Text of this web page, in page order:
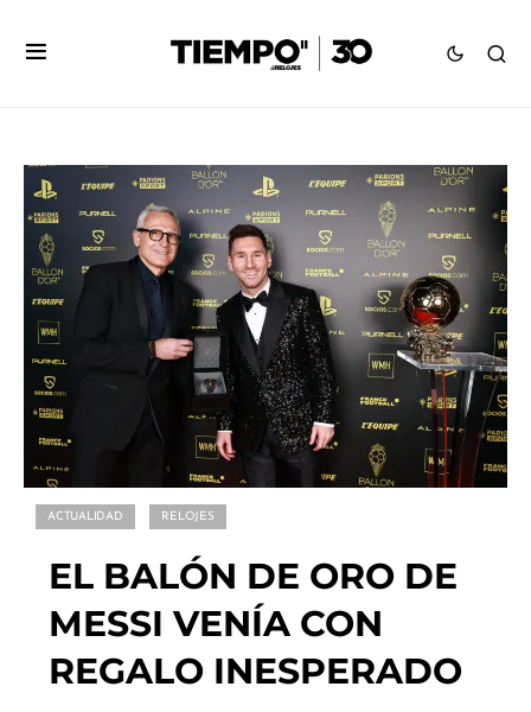
ACTUALIDAD RELOJES
EL BALÓN DE ORO DE
MESSI VENÍA CON
REGALO INESPERADO